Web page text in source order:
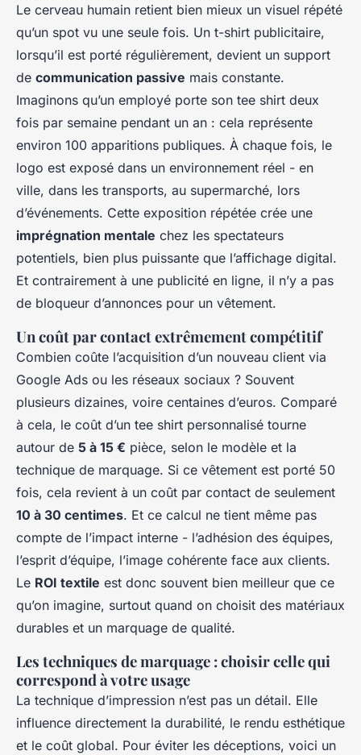
Le cerveau humain retient bien mieux un visuel répété
qu’un spot vu une seule fois. Un t-shirt publicitaire,
lorsqu’il est porté régulièrement, devient un support
de communication passive mais constante.
Imaginons qu’un employé porte son tee shirt deux
fois par semaine pendant un an : cela représente
environ 100 apparitions publiques. À chaque fois, le
logo est exposé dans un environnement réel - en
ville, dans les transports, au supermarché, lors
d’événements. Cette exposition répétée crée une
imprégnation mentale chez les spectateurs
potentiels, bien plus puissante que l’affichage digital.
Et contrairement à une publicité en ligne, il n’y a pas
de bloqueur d’annonces pour un vêtement.
Un coût par contact extrêmement compétitif
Combien coûte l’acquisition d’un nouveau client via
Google Ads ou les réseaux sociaux ? Souvent
plusieurs dizaines, voire centaines d’euros. Comparé
à cela, le coût d’un tee shirt personnalisé tourne
autour de 5 à 15 € pièce, selon le modèle et la
technique de marquage. Si ce vêtement est porté 50
fois, cela revient à un coût par contact de seulement
10 à 30 centimes. Et ce calcul ne tient même pas
compte de l’impact interne - l’adhésion des équipes,
l’esprit d’équipe, l’image cohérente face aux clients.
Le ROI textile est donc souvent bien meilleur que ce
qu’on imagine, surtout quand on choisit des matériaux
durables et un marquage de qualité.
Les techniques de marquage : choisir celle qui
correspond à votre usage
La technique d’impression n’est pas un détail. Elle
influence directement la durabilité, le rendu esthétique
et le coût global. Pour éviter les déceptions, voici un